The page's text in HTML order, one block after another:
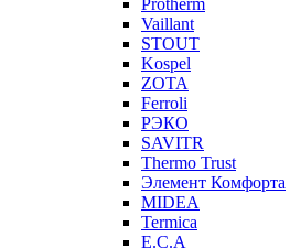
Protherm
Vaillant
STOUT
Kospel
ZOTA
Ferroli
РЭКО
SAVITR
Thermo Trust
Элемент Комфорта
MIDEA
Termica
E.C.A